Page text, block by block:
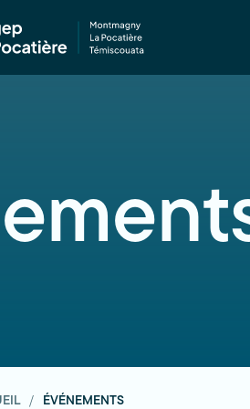
ÉVÉNEMENTS